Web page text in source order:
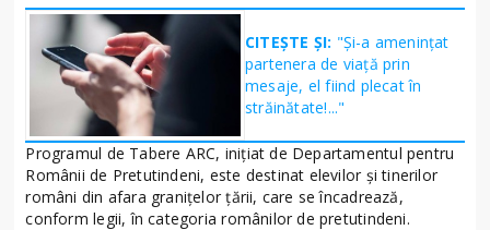
CITEȘTE ȘI: "Și-a amenințat
partenera de viață prin
mesaje, el fiind plecat în
străinătate!..."
Programul de Tabere ARC, inițiat de Departamentul pentru
Românii de Pretutindeni, este destinat elevilor şi tinerilor
români din afara granițelor țării, care se încadrează,
conform legii, în categoria românilor de pretutindeni.